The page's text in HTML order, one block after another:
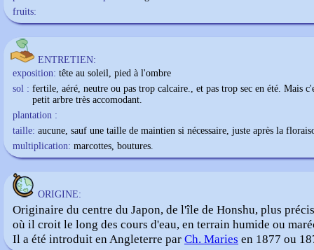
fruits:
ENTRETIEN:
exposition: tête au soleil, pied à l'ombre
sol : fertile, aéré, neutre ou pas trop calcaire., et pas trop sec en été. Mais
petit arbre très accomodant.
plantation :
taille: aucune, sauf une taille de maintien si nécessaire, juste après la
multiplication: marcottes, boutures.
ORIGINE:
Originaire du centre du Japon, de l'île de Honshu, plus
où il croit le long des cours d'eau, en terrain humide ou
Il a été introduit en Angleterre par Ch. Maries en 1877 ou